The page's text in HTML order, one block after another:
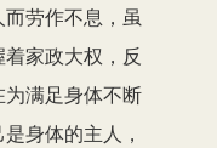
劳作不息，虽
家政大权，反
满足身体不断
身体的主人，